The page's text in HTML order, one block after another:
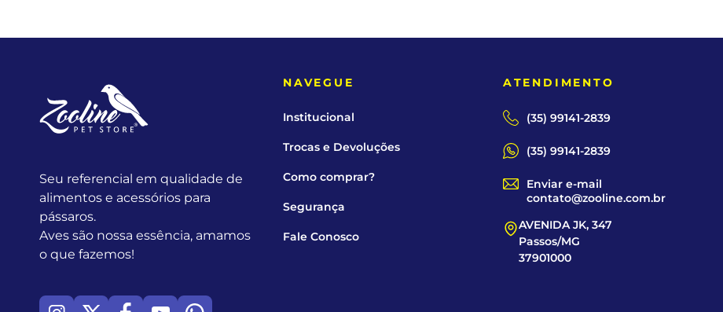
Seu referencial em qualidade de
alimentos e acessórios para
pássaros.
Aves são nossa essência, amamos
o que fazemos!
NAVEGUE
Institucional
Trocas e Devoluções
Como comprar?
Segurança
Fale Conosco
ATENDIMENTO
(35) 99141-2839
(35) 99141-2839
Enviar e-mail
contato@zooline.com.br
AVENIDA JK, 347
Passos/MG
37901000